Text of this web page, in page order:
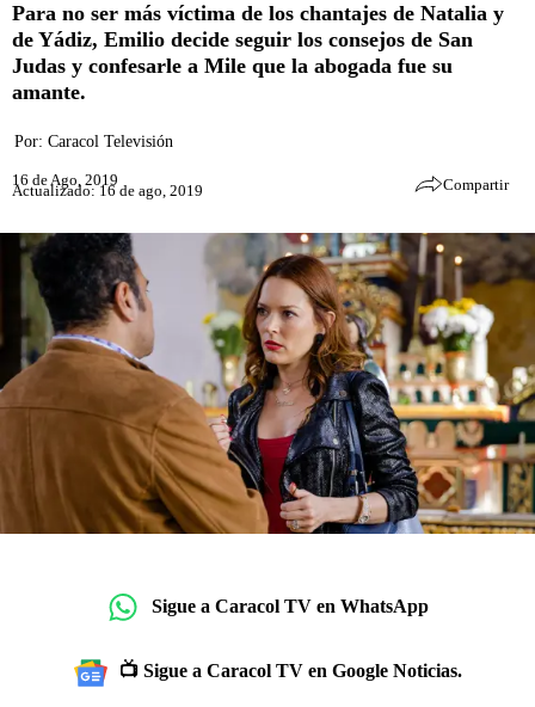
Para no ser más víctima de los chantajes de Natalia y
de Yádiz, Emilio decide seguir los consejos de San
Judas y confesarle a Mile que la abogada fue su
amante.
Por: Caracol Televisión
16 de Ago, 2019
Actualizado: 16 de ago, 2019 Compartir
Sigue a Caracol TV en WhatsApp
📺 Sigue a Caracol TV en Google Noticias.